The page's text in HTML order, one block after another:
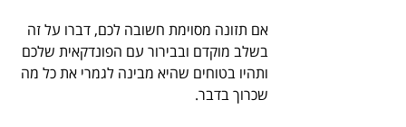
אם תזונה מסוימת חשובה לכם, דברו על זה
בשלב מוקדם ובבירור עם הפונדקאית שלכם
ותהיו בטוחים שהיא מבינה לגמרי את כל מה
שכרוך בדבר.